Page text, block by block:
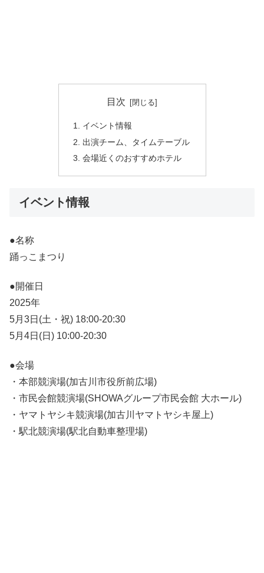
目次
イベント情報
出演チーム、タイムテーブル
会場近くのおすすめホテル
イベント情報
●名称
踊っこまつり
●開催日
2025年
5月3日(土・祝) 18:00-20:30
5月4日(日) 10:00-20:30
●会場
・本部競演場(加古川市役所前広場)
・市民会館競演場(SHOWAグループ市民会館 大ホール)
・ヤマトヤシキ競演場(加古川ヤマトヤシキ屋上)
・駅北競演場(駅北自動車整理場)